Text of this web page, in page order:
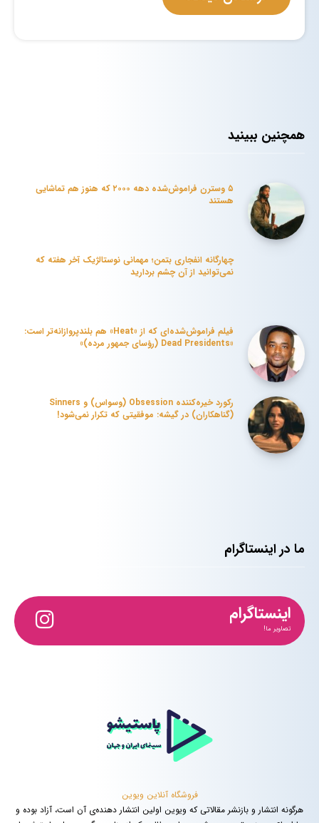
همچنین ببینید
۵ وسترن فراموش‌شده دهه ۲۰۰۰ که هنوز هم تماشایی
هستند
چهارگانه انفجاری بتمن؛ مهمانی نوستالژیک آخر هفته که
نمی‌توانید از آن چشم بردارید
فیلم فراموش‌شده‌ای که از «Heat» هم بلندپروازانه‌تر است:
«Dead Presidents (رؤسای جمهور مرده)»
رکورد خیره‌کننده Obsession (وسواس) و Sinners
(گناهکاران) در گیشه: موفقیتی که تکرار نمی‌شود!
ما در اینستاگرام
اینستاگرام
تصاویر ما!
فروشگاه آنلاین ویوین
هرگونه انتشار و بازنشر مقالاتی که ویوین اولین انتشار دهنده‌ی آن است، آزاد بوده و